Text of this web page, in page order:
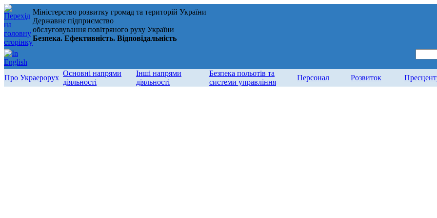
Міністерство розвитку громад та територій України
Державне підприємство
обслуговування повітряного руху України
Безпека. Ефективність. Відповідальність
Про Украерорух
Основні напрями
діяльності
Інші напрями
діяльності
Безпека польотів та
системи управління
Персонал Розвиток